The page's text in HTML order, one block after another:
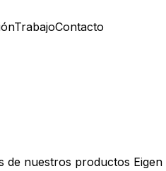
TrabajoContacto
nuestros productos Eigen